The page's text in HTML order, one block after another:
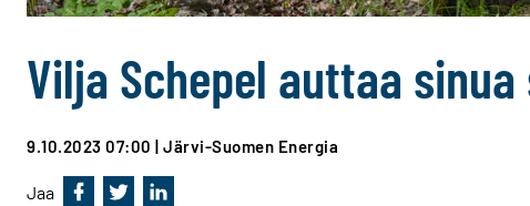
Vilja Schepel auttaa
9.10.2023 07:00 | Järvi-Suomen Energia
Jaa Jaa Facebookissa
Jaa Twitterissä
Jaa Linkedinissä